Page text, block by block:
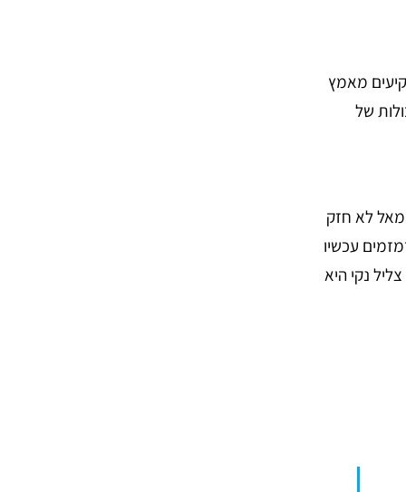
מאמץ
של
לא חזק
עכשיו
נקי היא